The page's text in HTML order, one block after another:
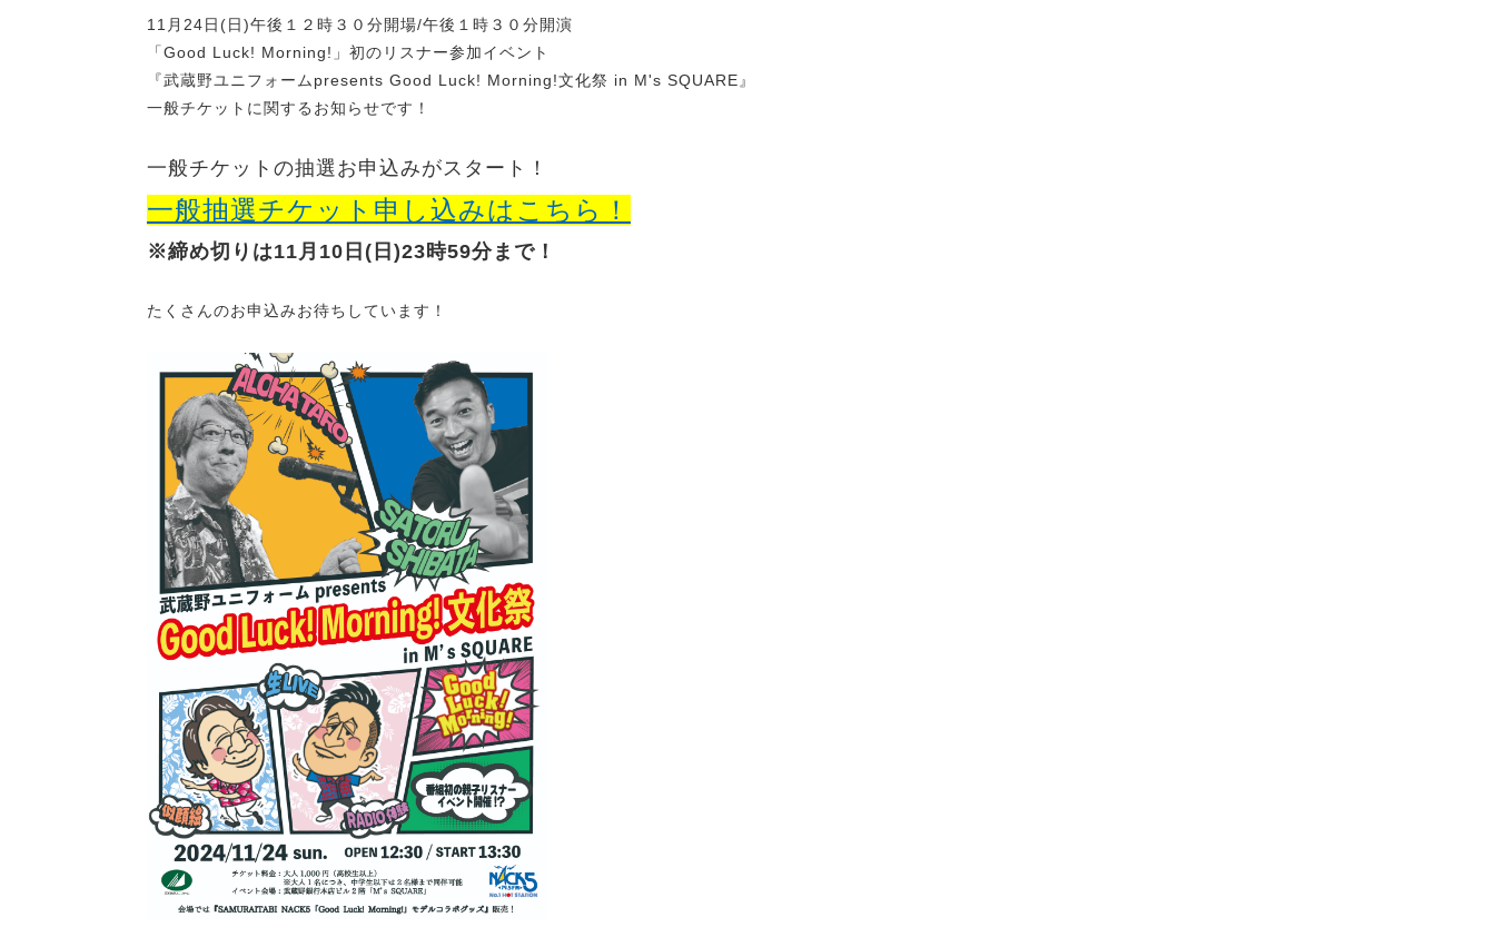
11月24日(日)午後１２時３０分開場/午後１時３０分開演
「Good Luck! Morning!」初のリスナー参加イベント
『武蔵野ユニフォームpresents Good Luck! Morning!文化祭 in M's SQUARE』
一般チケットに関するお知らせです！
一般チケットの抽選お申込みがスタート！
一般抽選チケット申し込みはこちら！
※締め切りは11月10日(日)23時59分まで！
たくさんのお申込みお待ちしています！